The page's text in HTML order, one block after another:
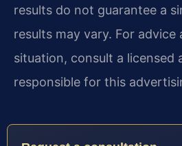
results do not guarantee a
results may vary. For
situation, consult a licensed
responsible for this